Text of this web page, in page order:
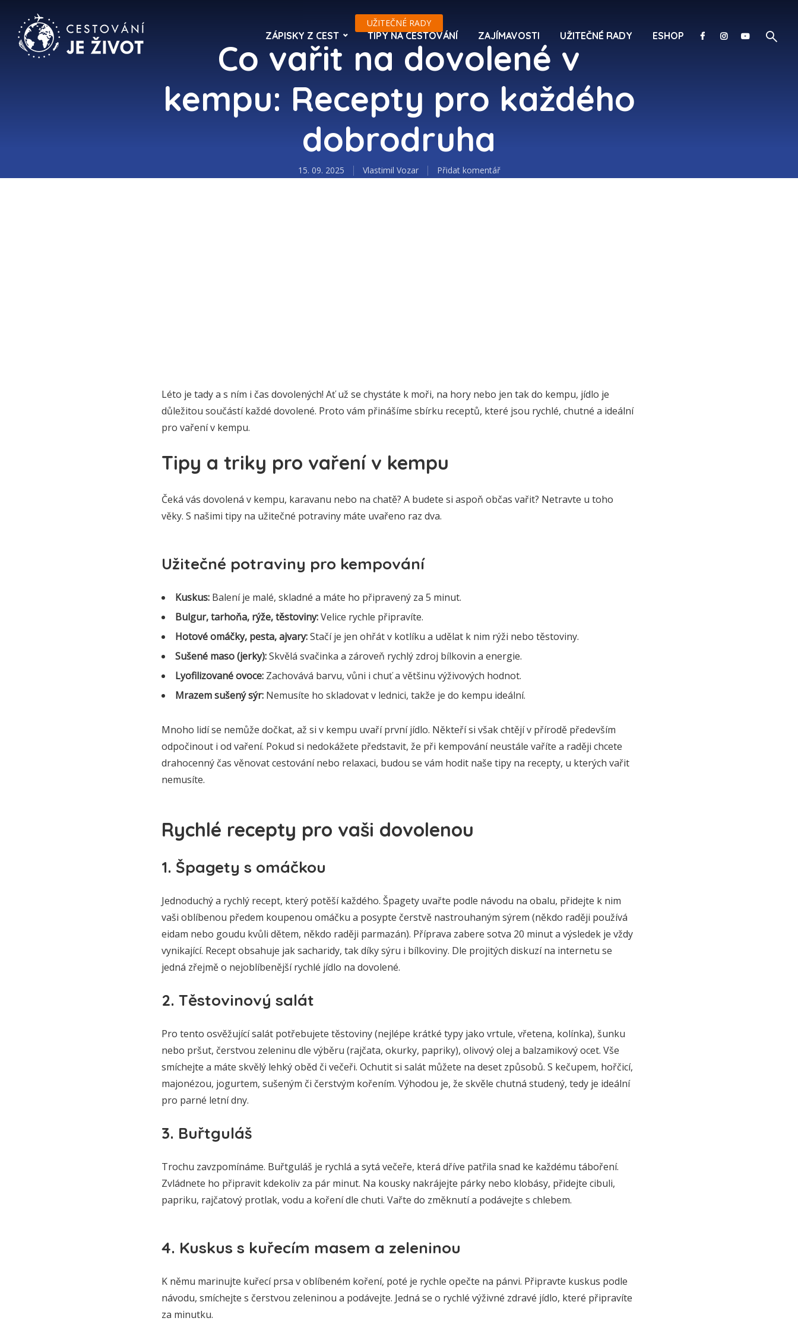
ZÁPISKY Z CEST TIPY NA CESTOVÁNÍ ZAJÍMAVOSTI UŽITEČNÉ RADY ESHOP
UŽITEČNÉ RADY
Co vařit na dovolené v
kempu: Recepty pro každého
dobrodruha
15. 09. 2025 Vlastimil Vozar Přidat komentář
Léto je tady a s ním i čas dovolených! Ať už se chystáte k moři, na hory nebo jen tak do kempu, jídlo je
důležitou součástí každé dovolené. Proto vám přinášíme sbírku receptů, které jsou rychlé, chutné a ideální
pro vaření v kempu.
Tipy a triky pro vaření v kempu
Čeká vás dovolená v kempu, karavanu nebo na chatě? A budete si aspoň občas vařit? Netravte u toho
věky. S našimi tipy na užitečné potraviny máte uvařeno raz dva.
Užitečné potraviny pro kempování
Kuskus: Balení je malé, skladné a máte ho připravený za 5 minut.
Bulgur, tarhoňa, rýže, těstoviny:Velice rychle připravíte.
Hotové omáčky, pesta, ajvary:Stačí je jen ohřát v kotlíku a udělat k nim rýži nebo těstoviny.
Sušené maso (jerky):Skvělá svačinka a zároveň rychlý zdroj bílkovin a energie.
Lyofilizované ovoce: Zachovává barvu, vůni i chuť a většinu výživových hodnot.
Mrazem sušený sýr: Nemusíte ho skladovat v lednici, takže je do kempu ideální.
Mnoho lidí se nemůže dočkat, až si v kempu uvaří první jídlo. Někteří si však chtějí v přírodě především
odpočinout i od vaření. Pokud si nedokážete představit, že při kempování neustále vaříte a raději chcete
drahocenný čas věnovat cestování nebo relaxaci, budou se vám hodit naše tipy na recepty, u kterých vařit
nemusíte.
Rychlé recepty pro vaši dovolenou
1. Špagety s omáčkou
Jednoduchý a rychlý recept, který potěší každého. Špagety uvařte podle návodu na obalu, přidejte k nim
vaši oblíbenou předem koupenou omáčku a posypte čerstvě nastrouhaným sýrem (někdo raději používá
eidam nebo goudu kvůli dětem, někdo raději parmazán). Příprava zabere sotva 20 minut a výsledek je vždy
vynikající. Recept obsahuje jak sacharidy, tak díky sýru i bílkoviny. Dle projitých diskuzí na internetu se
jedná zřejmě o nejoblíbenější rychlé jídlo na dovolené.
2. Těstovinový salát
Pro tento osvěžující salát potřebujete těstoviny (nejlépe krátké typy jako vrtule, vřetena, kolínka), šunku
nebo pršut, čerstvou zeleninu dle výběru (rajčata, okurky, papriky), olivový olej a balzamikový ocet. Vše
smíchejte a máte skvělý lehký oběd či večeři. Ochutit si salát můžete na deset způsobů. S kečupem, hořčicí,
majonézou, jogurtem, sušeným či čerstvým kořením. Výhodou je, že skvěle chutná studený, tedy je ideální
pro parné letní dny.
3. Buřtguláš
Trochu zavzpomínáme. Buřtguláš je rychlá a sytá večeře, která dříve patřila snad ke každému táboření.
Zvládnete ho připravit kdekoliv za pár minut. Na kousky nakrájejte párky nebo klobásy, přidejte cibuli,
papriku, rajčatový protlak, vodu a koření dle chuti. Vařte do změknutí a podávejte s chlebem.
4. Kuskus s kuřecím masem a zeleninou
K němu marinujte kuřecí prsa v oblíbeném koření, poté je rychle opečte na pánvi. Připravte kuskus podle
návodu, smíchejte s čerstvou zeleninou a podávejte. Jedná se o rychlé výživné zdravé jídlo, které připravíte
za minutku.